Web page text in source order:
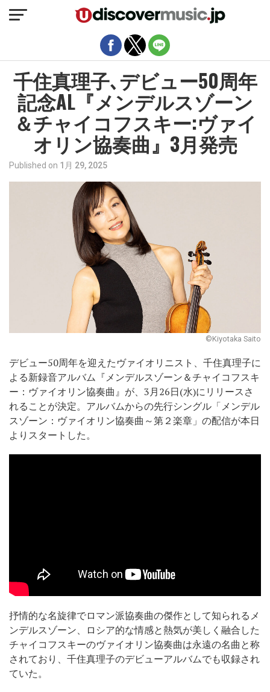
千住真理子､デビュー50周年
記念AL『メンデルスゾーン
＆チャイコフスキー:ヴァイ
オリン協奏曲』3月発売
Published on 1月 29, 2025
©Kiyotaka Saito
デビュー50周年を迎えたヴァイオリニスト、千住真理子に
よる新録音アルバム『メンデルスゾーン＆チャイコフスキ
ー：ヴァイオリン協奏曲』が、3月26日(水)にリリースさ
れることが決定。アルバムからの先行シングル「メンデル
スゾーン：ヴァイオリン協奏曲～第２楽章」の配信が本日
よりスタートした。
抒情的な名旋律でロマン派協奏曲の傑作として知られるメ
ンデルスゾーン、ロシア的な情感と熱気が美しく融合した
チャイコフスキーのヴァイオリン協奏曲は永遠の名曲と称
されており、千住真理子のデビューアルバムでも収録され
ていた。
モバイルバージョンを終了